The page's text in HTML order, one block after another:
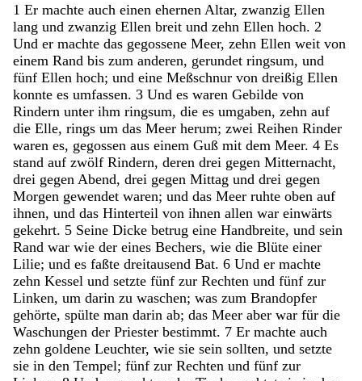
1 Er machte auch einen ehernen Altar, zwanzig Ellen
lang und zwanzig Ellen breit und zehn Ellen hoch. 2
Und er machte das gegossene Meer, zehn Ellen weit von
einem Rand bis zum anderen, gerundet ringsum, und
fünf Ellen hoch; und eine Meßschnur von dreißig Ellen
konnte es umfassen. 3 Und es waren Gebilde von
Rindern unter ihm ringsum, die es umgaben, zehn auf
die Elle, rings um das Meer herum; zwei Reihen Rinder
waren es, gegossen aus einem Guß mit dem Meer. 4 Es
stand auf zwölf Rindern, deren drei gegen Mitternacht,
drei gegen Abend, drei gegen Mittag und drei gegen
Morgen gewendet waren; und das Meer ruhte oben auf
ihnen, und das Hinterteil von ihnen allen war einwärts
gekehrt. 5 Seine Dicke betrug eine Handbreite, und sein
Rand war wie der eines Bechers, wie die Blüte einer
Lilie; und es faßte dreitausend Bat. 6 Und er machte
zehn Kessel und setzte fünf zur Rechten und fünf zur
Linken, um darin zu waschen; was zum Brandopfer
gehörte, spülte man darin ab; das Meer aber war für die
Waschungen der Priester bestimmt. 7 Er machte auch
zehn goldene Leuchter, wie sie sein sollten, und setzte
sie in den Tempel; fünf zur Rechten und fünf zur